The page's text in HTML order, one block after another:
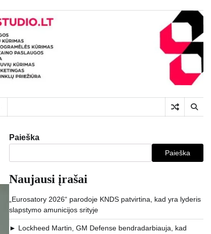
Paieška
Paieška
Naujausi įrašai
„Eurosatory 2026“ parodoje KNDS patvirtina, kad yra lyderis
slapstymo amunicijos srityje
► Lockheed Martin, GM Defense bendradarbiauja, kad